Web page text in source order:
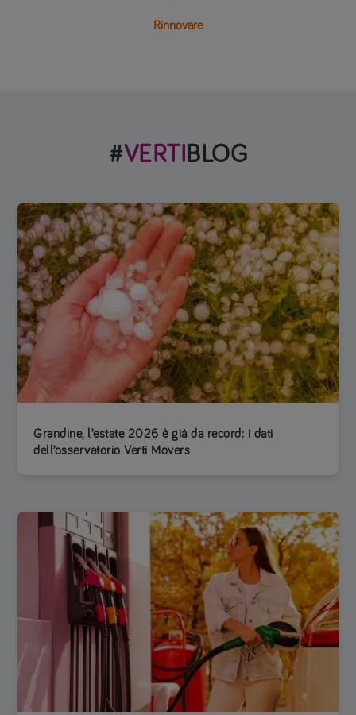
Rinnovare
#VERTIBLOG
Grandine, l’estate 2026 è già da record: i dati
dell’osservatorio Verti Movers